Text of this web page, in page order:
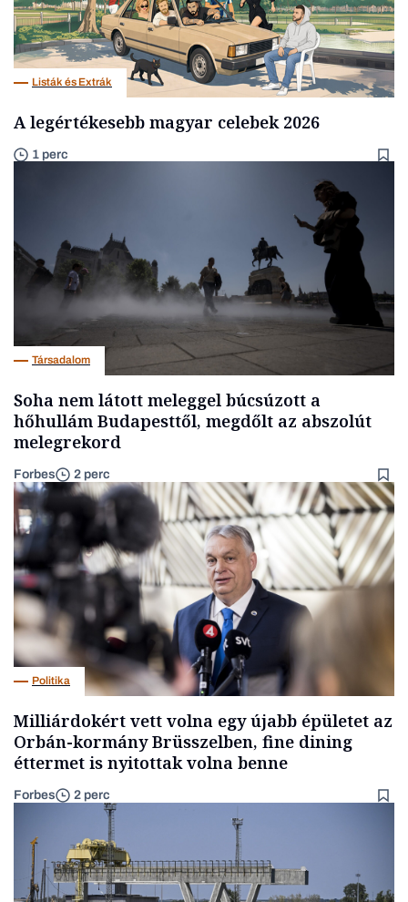
Listák és Extrák
A legértékesebb magyar celebek 2026
1 perc
Társadalom
Soha nem látott meleggel búcsúzott a
hőhullám Budapesttől, megdőlt az abszolút
melegrekord
Forbes 2 perc
Politika
Milliárdokért vett volna egy újabb épületet az
Orbán-kormány Brüsszelben, fine dining
éttermet is nyitottak volna benne
Forbes 2 perc